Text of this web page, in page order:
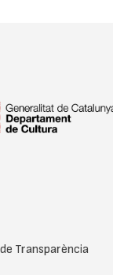
Transparència